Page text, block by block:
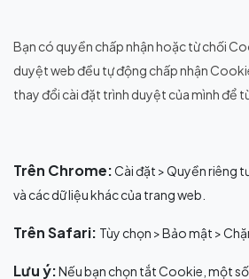
Bạn có quyền chấp nhận hoặc từ chối
duyệt web đều tự động chấp nhận
thay đổi cài đặt trình duyệt của mình để
Trên Chrome:Cài đặt > Quyền riêng
và các dữ liệu khác của trang web.
Trên Safari: Tùy chọn > Bảo mật >
Lưu ý:Nếu bạn chọn tắt Cookie, một